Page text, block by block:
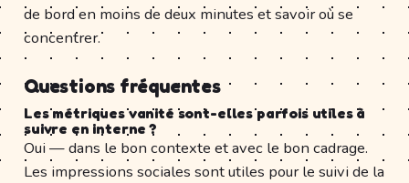
de bord en moins de deux minutes et savoir où se
concentrer.
Questions fréquentes
Les métriques vanité sont-elles parfois utiles à
suivre en interne ?
Oui — dans le bon contexte et avec le bon cadrage.
Les impressions sociales sont utiles pour le suivi de la